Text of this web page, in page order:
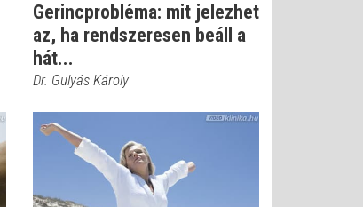
Gerincprobléma: mit jelezhet
az, ha rendszeresen beáll a
hát...
Dr. Gulyás Károly